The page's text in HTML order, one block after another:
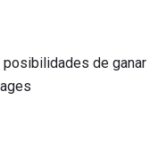
posibilidades de ganar